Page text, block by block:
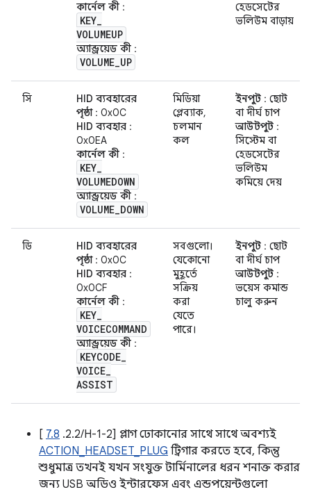
কার্নেল কী :
KEY_
VOLUMEUP
অ্যান্ড্রয়েড কী :
VOLUME_UP
হেডসেটের
ভলিউম বাড়ায়
সি
HID ব্যবহারের
পৃষ্ঠা: 0x0C
HID ব্যবহার :
0x0EA
কার্নেল কী :
KEY_
VOLUMEDOWN
অ্যান্ড্রয়েড কী :
VOLUME_DOWN
মিডিয়া
প্লেব্যাক,
চলমান
কল
ইনপুট : ছোট
বা দীর্ঘ চাপ
আউটপুট :
সিস্টেম বা
হেডসেটের
ভলিউম
কমিয়ে দেয়
ডি
HID ব্যবহারের
পৃষ্ঠা: 0x0C
HID ব্যবহার :
0x0CF
কার্নেল কী :
KEY_
VOICECOMMAND
অ্যান্ড্রয়েড কী :
KEYCODE_
VOICE_
ASSIST
সবগুলো।
যেকোনো
মুহূর্তে
সক্রিয়
করা
যেতে
পারে।
ইনপুট : ছোট
বা দীর্ঘ চাপ
আউটপুট :
ভয়েস কমান্ড
চালু করুন
[ 7.8 .2.2/H-1-2] প্লাগ ঢোকানোর সাথে সাথে অবশ্যই
ACTION_HEADSET_PLUG ট্রিগার করতে হবে, কিন্তু
শুধুমাত্র তখনই যখন সংযুক্ত টার্মিনালের ধরন শনাক্ত করার
জন্য USB অডিও ইন্টারফেস এবং এন্ডপয়েন্টগুলো